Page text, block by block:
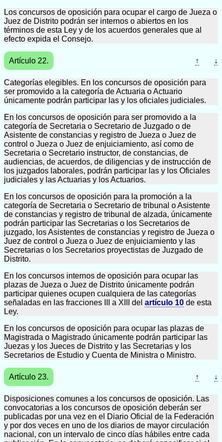
Los concursos de oposición para ocupar el cargo de Jueza o
Juez de Distrito podrán ser internos o abiertos en los
términos de esta Ley y de los acuerdos generales que al
efecto expida el Consejo.
Artículo 22. ↑ ↓
Categorías elegibles. En los concursos de oposición para
ser promovido a la categoría de Actuaria o Actuario
únicamente podrán participar las y los oficiales judiciales.
En los concursos de oposición para ser promovido a la
categoría de Secretaria o Secretario de Juzgado o de
Asistente de constancias y registro de Jueza o Juez de
control o Jueza o Juez de enjuiciamiento, así como de
Secretaria o Secretario instructor, de constancias, de
audiencias, de acuerdos, de diligencias y de instrucción de
los juzgados laborales, podrán participar las y los Oficiales
judiciales y las Actuarias y los Actuarios.
En los concursos de oposición para la promoción a la
categoría de Secretaria o Secretario de tribunal o Asistente
de constancias y registro de tribunal de alzada, únicamente
podrán participar las Secretarias o los Secretarios de
juzgado, los Asistentes de constancias y registro de Jueza o
Juez de control o Jueza o Juez de enjuiciamiento y las
Secretarias o los Secretarios proyectistas de Juzgado de
Distrito.
En los concursos internos de oposición para ocupar las
plazas de Jueza o Juez de Distrito únicamente podrán
participar quienes ocupen cualquiera de las categorías
señaladas en las fracciones III a XIII del artículo 10 de esta
Ley.
En los concursos de oposición para ocupar las plazas de
Magistrada o Magistrado únicamente podrán participar las
Juezas y los Jueces de Distrito y las Secretarias y los
Secretarios de Estudio y Cuenta de Ministra o Ministro.
Artículo 23. ↑ ↓
Disposiciones comunes a los concursos de oposición. Las
convocatorias a los concursos de oposición deberán ser
publicadas por una vez en el Diario Oficial de la Federación
y por dos veces en uno de los diarios de mayor circulación
nacional, con un intervalo de cinco días hábiles entre cada